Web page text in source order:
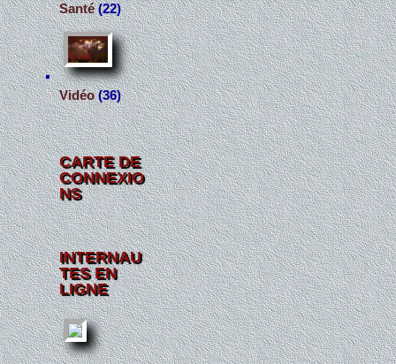
Santé(22)
Vidéo(36)
CARTE DE
CONNEXIO
NS
INTERNAU
TES EN
LIGNE